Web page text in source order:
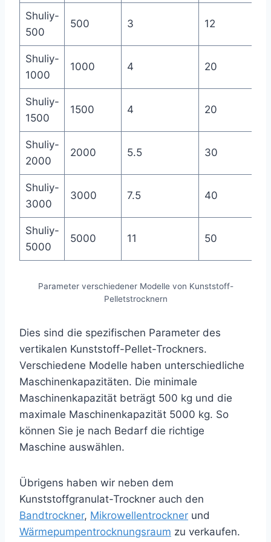
Shuliy-
500
500 3 12
Shuliy-
1000
1000 4 20
Shuliy-
1500
1500 4 20
Shuliy-
2000
2000 5.5 30
Shuliy-
3000
3000 7.5 40
Shuliy-
5000
5000 11 50
Parameter verschiedener Modelle von Kunststoff-
Pelletstrocknern
Dies sind die spezifischen Parameter des
vertikalen Kunststoff-Pellet-Trockners.
Verschiedene Modelle haben unterschiedliche
Maschinenkapazitäten. Die minimale
Maschinenkapazität beträgt 500 kg und die
maximale Maschinenkapazität 5000 kg. So
können Sie je nach Bedarf die richtige
Maschine auswählen.
Übrigens haben wir neben dem
Kunststoffgranulat-Trockner auch den
Bandtrockner, Mikrowellentrockner und
Wärmepumpentrocknungsraum zu verkaufen.